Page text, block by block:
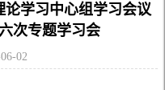
论学习中心组学习会议
次专题学习会
02